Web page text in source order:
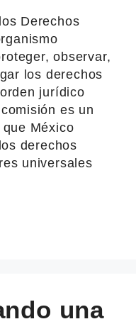
Derechos
observar,
los derechos
jurídico
es un
México
derechos
universales
una